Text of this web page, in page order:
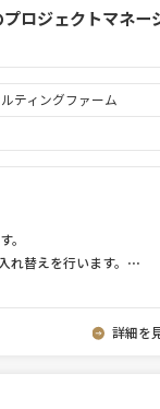
ロジェクトマネー
ティングファーム
。
替えを行います。 ⋯
詳細を